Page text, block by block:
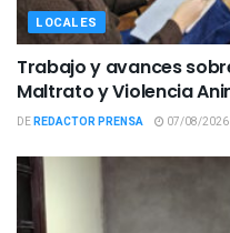
LOCALES
Trabajo y avances
Maltrato y Violencia
DEREDACTOR PRENSA 07/08/2026